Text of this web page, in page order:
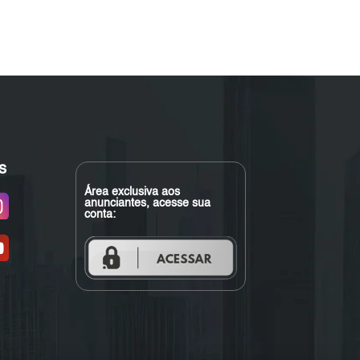
Área exclusiva aos
anunciantes, acesse sua
conta: